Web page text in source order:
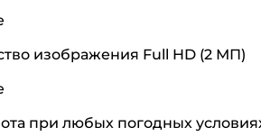
изображения Full HD (2 МП)
при любых погодных